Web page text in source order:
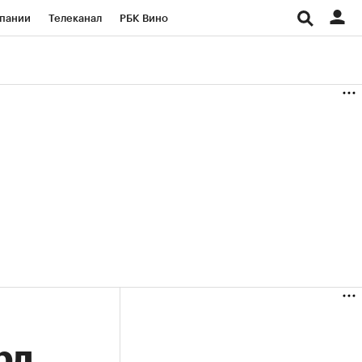
Телеканал РБК Вино